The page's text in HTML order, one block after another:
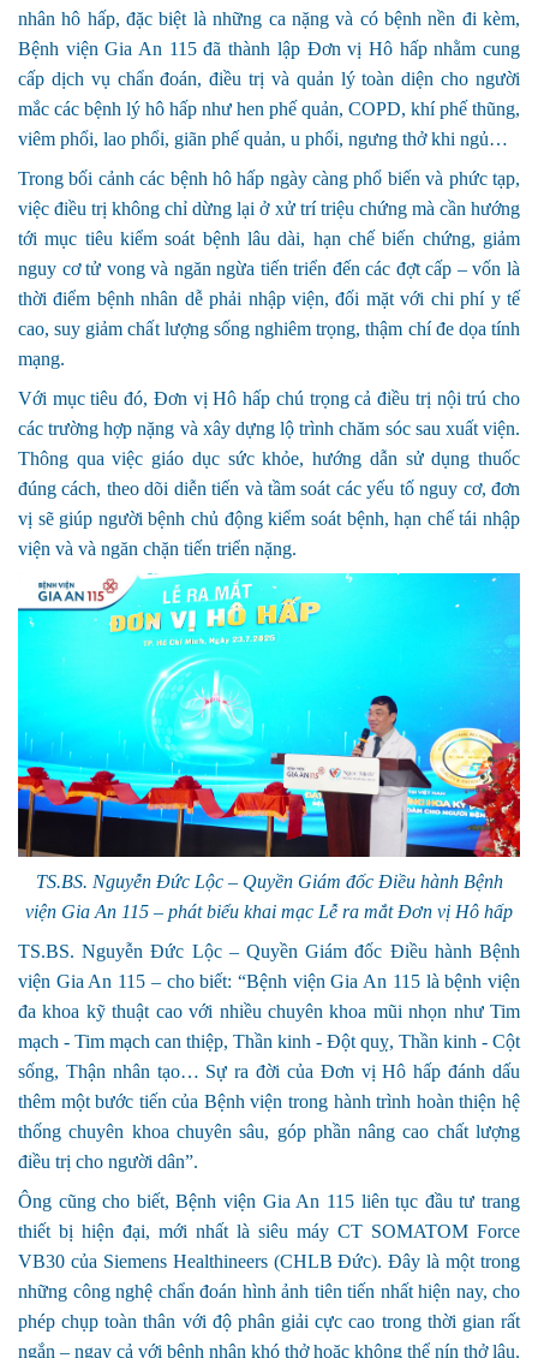
nhân hô hấp, đặc biệt là những ca nặng và có bệnh nền đi kèm,
Bệnh viện Gia An 115 đã thành lập Đơn vị Hô hấp nhằm cung
cấp dịch vụ chẩn đoán, điều trị và quản lý toàn diện cho người
mắc các bệnh lý hô hấp như hen phế quản, COPD, khí phế thũng,
viêm phổi, lao phổi, giãn phế quản, u phổi, ngưng thở khi ngủ…
Trong bối cảnh các bệnh hô hấp ngày càng phổ biến và phức tạp,
việc điều trị không chỉ dừng lại ở xử trí triệu chứng mà cần hướng
tới mục tiêu kiểm soát bệnh lâu dài, hạn chế biến chứng, giảm
nguy cơ tử vong và ngăn ngừa tiến triển đến các đợt cấp – vốn là
thời điểm bệnh nhân dễ phải nhập viện, đối mặt với chi phí y tế
cao, suy giảm chất lượng sống nghiêm trọng, thậm chí đe dọa tính
mạng.
Với mục tiêu đó, Đơn vị Hô hấp chú trọng cả điều trị nội trú cho
các trường hợp nặng và xây dựng lộ trình chăm sóc sau xuất viện.
Thông qua việc giáo dục sức khỏe, hướng dẫn sử dụng thuốc
đúng cách, theo dõi diễn tiến và tầm soát các yếu tố nguy cơ, đơn
vị sẽ giúp người bệnh chủ động kiểm soát bệnh, hạn chế tái nhập
viện và và ngăn chặn tiến triển nặng.
TS.BS. Nguyễn Đức Lộc – Quyền Giám đốc Điều hành Bệnh
viện Gia An 115 – phát biểu khai mạc Lễ ra mắt Đơn vị Hô hấp
TS.BS. Nguyễn Đức Lộc – Quyền Giám đốc Điều hành Bệnh
viện Gia An 115 – cho biết: “Bệnh viện Gia An 115 là bệnh viện
đa khoa kỹ thuật cao với nhiều chuyên khoa mũi nhọn như Tim
mạch - Tim mạch can thiệp, Thần kinh - Đột quỵ, Thần kinh - Cột
sống, Thận nhân tạo… Sự ra đời của Đơn vị Hô hấp đánh dấu
thêm một bước tiến của Bệnh viện trong hành trình hoàn thiện hệ
thống chuyên khoa chuyên sâu, góp phần nâng cao chất lượng
điều trị cho người dân”.
Ông cũng cho biết, Bệnh viện Gia An 115 liên tục đầu tư trang
thiết bị hiện đại, mới nhất là siêu máy CT SOMATOM Force
VB30 của Siemens Healthineers (CHLB Đức). Đây là một trong
những công nghệ chẩn đoán hình ảnh tiên tiến nhất hiện nay, cho
phép chụp toàn thân với độ phân giải cực cao trong thời gian rất
ngắn – ngay cả với bệnh nhân khó thở hoặc không thể nín thở lâu.